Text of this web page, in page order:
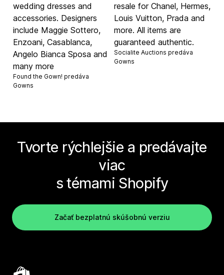
wedding dresses and
accessories. Designers
include Maggie Sottero,
Enzoani, Casablanca,
Angelo Bianca Sposa and
many more
Found the Gown! predáva
Gowns
resale for Chanel, Hermes,
Louis Vuitton, Prada and
more. All items are
guaranteed authentic.
Socialite Auctions predáva
Gowns
Tvorte rýchlejšie a predávajte
viac
s témami Shopify
Začať bezplatnú skúšobnú verziu